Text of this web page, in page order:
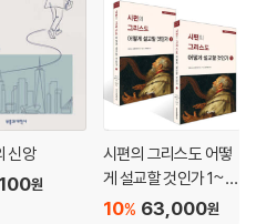
에서 다윗의 역할에 대한 설명(21:1-
다(21:1-14)
I (21:15-22)
부르다(22:1-51)
(23:1-7)
신앙
원
시편의 그리스도 어떻
게 설교할 것인가 1~2
권 세트63,000원
10%